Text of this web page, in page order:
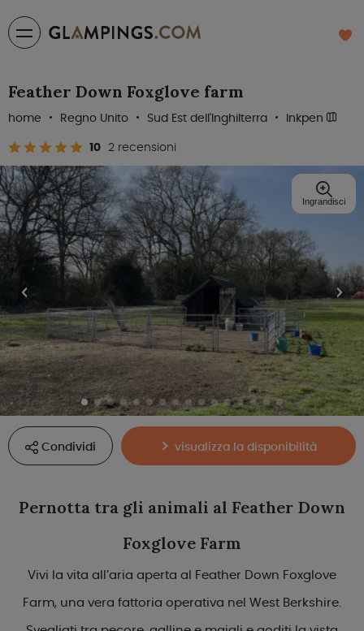
Feather Down Foxglove farm
10 2 recensioni
home Regno Unito Sud Est dell'Inghilterra Inkpen
Condividi visualizza la disponibilità
Ingrandisci
Pernotta tra gli animali al Feather Down
Foxglove Farm
Vivi la vita all’aria aperta al Feather Down Foxglove
Farm, una vera fattoria operativa nel West Berkshire.